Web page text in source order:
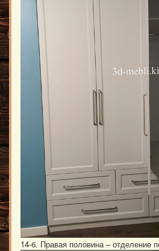
14-б. Правая половина – отделение